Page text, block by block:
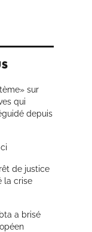
sur
qui
depuis
de justice
la crise
a brisé